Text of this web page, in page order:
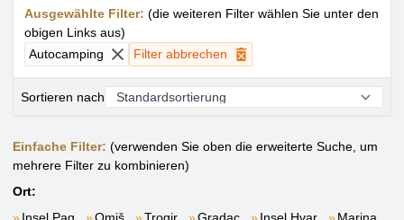
Ausgewählte Filter: (die weiteren Filter wählen Sie unter den
obigen Links aus)
Autocamping
Filter abbrechen
Sortieren nach
Einfache Filter: (verwenden Sie oben die erweiterte Suche, um
mehrere Filter zu kombinieren)
Ort: